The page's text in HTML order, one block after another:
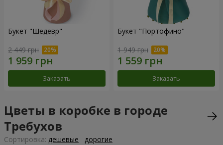
Букет "Шедевр"
2 449 грн
Заказать
Букет "Портофино"
1 949 грн
Заказать
Цветы в коробке в городе
Требухов
Cортировка: дешевые дорогие